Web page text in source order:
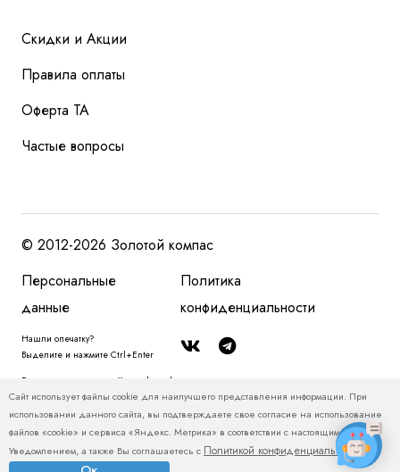
Скидки и Акции
Правила оплаты
Оферта ТА
Частые вопросы
© 2012-2026 Золотой компас
Персональные
данные
Политика
конфиденциальности
Нашли опечатку?
Выделите и нажмите Ctrl+Enter
Размещенная на сайте zolotoy-kompas.ru информация, в том числе, о
туристских продуктах и ценах на туристские продукты, относится
исключительно к рекламным и справочно-информационным материалам и
не является публичной офертой. Пожалуйста, уточняйте у менеджеров
актуальные цены и условия.
Сайт использует файлы cookie для наилучшего представления информации. При
использовании данного сайта, вы подтверждаете свое согласие на использование
файлов «cookie» и сервиса «Яндекс. Метрика» в соответствии с настоящим
Уведомлением, а также Вы соглашаетесь с Политикой конфиденциальности.